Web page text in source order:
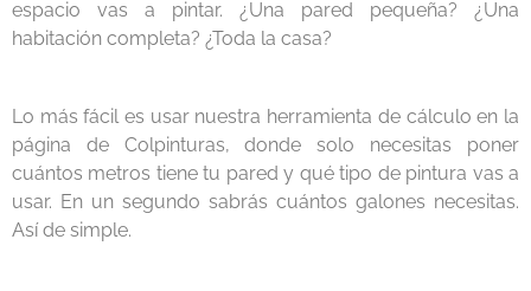
espacio vas a pintar. ¿Una pared pequeña? ¿Una
habitación completa? ¿Toda la casa?
Lo más fácil es usar nuestra herramienta de cálculo en la
página de Colpinturas, donde solo necesitas poner
cuántos metros tiene tu pared y qué tipo de pintura vas a
usar. En un segundo sabrás cuántos galones necesitas.
Así de simple.